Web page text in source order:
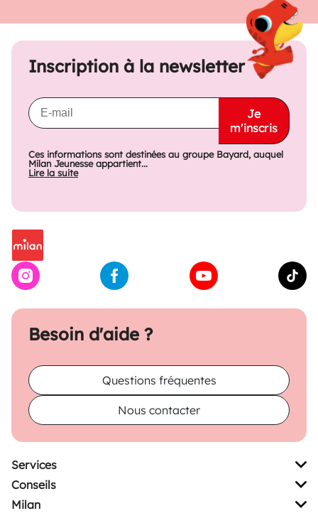
Besoin d'aide ?
Questions fréquentes
Nous contacter
Inscription à la newsletter
Je
m'inscris
Ces informations sont destinées au groupe Bayard, auquel
Milan Jeunesse appartient...
Lire la suite
Services
Conseils
Milan